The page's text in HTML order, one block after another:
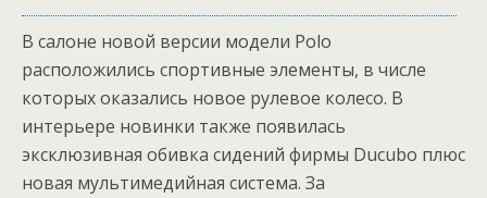
В салоне новой версии модели Polo
расположились спортивные элементы, в числе
которых оказались новое рулевое колесо. В
интерьере новинки также появилась
эксклюзивная обивка сидений фирмы Ducubo плюс
новая мультимедийная система. За